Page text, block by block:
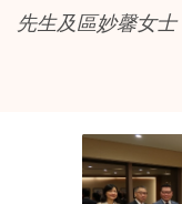
先生及區妙馨女士